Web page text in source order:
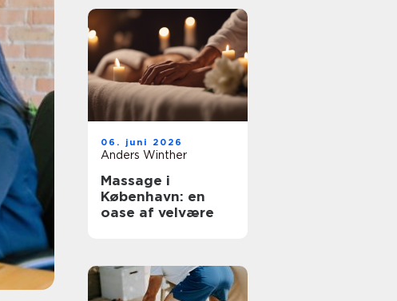
06. juni 2026
Anders Winther
Massage i
København: en
oase af velvære